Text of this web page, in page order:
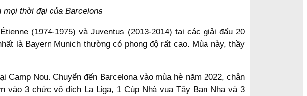
mọi thời đại của Barcelona
(1974-1975) và Juventus (2013-2014) tại các giải đấu 20
là Bayern Munich thường có phong độ rất cao. Mùa này, thầy
Camp Nou. Chuyển đến Barcelona vào mùa hè năm 2022, chân
vào 3 chức vô địch La Liga, 1 Cúp Nhà vua Tây Ban Nha và 3